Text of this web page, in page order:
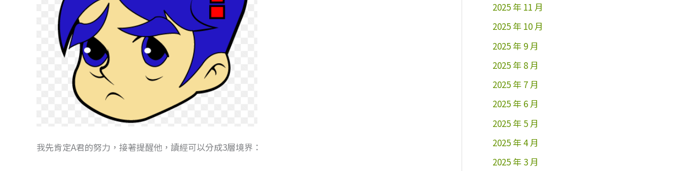
我先肯定A君的努力，接著提醒他，讀經可以分成3層境界：
2025 年 11 月
2025 年 10 月
2025 年 9 月
2025 年 8 月
2025 年 7 月
2025 年 6 月
2025 年 5 月
2025 年 4 月
2025 年 3 月